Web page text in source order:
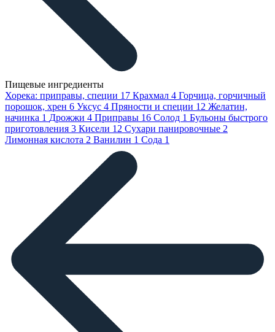
Пищевые ингредиенты
Хорека: приправы, специи 17 Крахмал 4 Горчица, горчичный
порошок, хрен 6 Уксус 4 Пряности и специи 12 Желатин,
начинка 1 Дрожжи 4 Приправы 16 Солод 1 Бульоны быстрого
приготовления 3 Кисели 12 Сухари панировочные 2
Лимонная кислота 2 Ванилин 1 Сода 1